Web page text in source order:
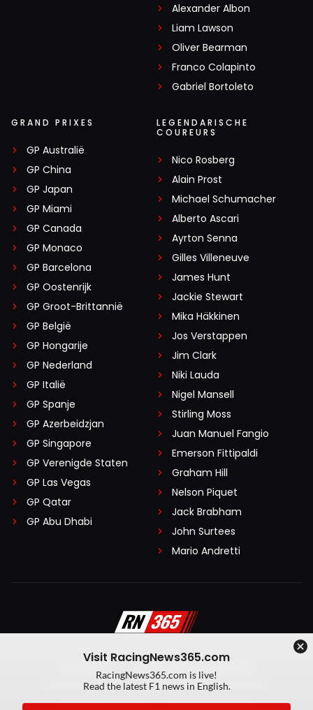
Alexander Albon
Liam Lawson
Oliver Bearman
Franco Colapinto
Gabriel Bortoleto
GRAND PRIXES
GP Australië
GP China
GP Japan
GP Miami
GP Canada
GP Monaco
GP Barcelona
GP Oostenrijk
GP Groot-Brittannië
GP België
GP Hongarije
GP Nederland
GP Italië
GP Spanje
GP Azerbeidzjan
GP Singapore
GP Verenigde Staten
GP Las Vegas
GP Qatar
GP Abu Dhabi
LEGENDARISCHE
COUREURS
Nico Rosberg
Alain Prost
Michael Schumacher
Alberto Ascari
Ayrton Senna
Gilles Villeneuve
James Hunt
Jackie Stewart
Mika Häkkinen
Jos Verstappen
Jim Clark
Niki Lauda
Nigel Mansell
Stirling Moss
Juan Manuel Fangio
Emerson Fittipaldi
Graham Hill
Nelson Piquet
Jack Brabham
John Surtees
Mario Andretti
Algemene voorwaarden
Privacy Policy
Created by On Your Marks
Privacy manager
Kansspeluitingen
Visit RacingNews365.com
RacingNews365.com is live!
Read the latest F1 news in English.